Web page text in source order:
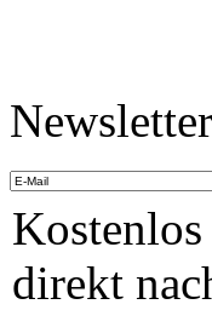
Newsletter
direkt